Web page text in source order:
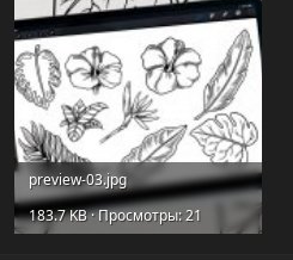
preview-03.jpg
183.7 KB · Просмотры: 21